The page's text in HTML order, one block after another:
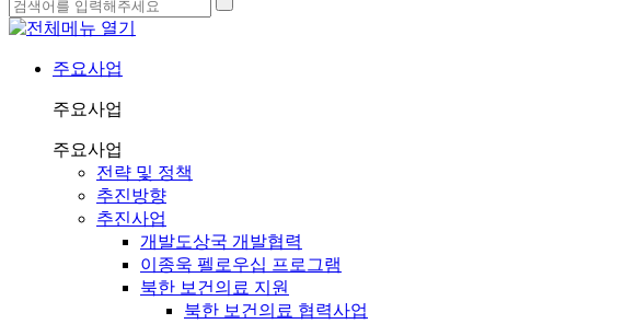
주요사업
주요사업
주요사업
전략 및 정책
추진방향
추진사업
개발도상국 개발협력
이종욱 펠로우십 프로그램
북한 보건의료 지원
북한 보건의료 협력사업